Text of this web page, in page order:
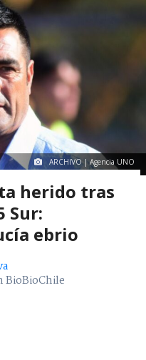
ARCHIVO | Agencia UNO
herido tras
Sur:
ebrio
BioBioChile